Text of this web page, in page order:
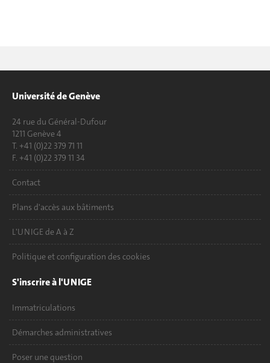
Université de Genève
24 rue du Général-Dufour
1211 Genève 4
T. +41 (0)22 379 71 11
F. +41 (0)22 379 11 34
Contact
Plans d'accès aux bâtiments
L'UNIGE de A à Z
Politique et configuration des cookies
S'inscrire à l'UNIGE
Immatriculations
Démarches administratives
Poser une question